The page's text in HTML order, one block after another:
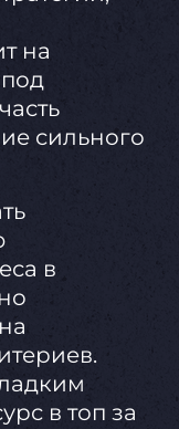
на
сильного
в
в топ за